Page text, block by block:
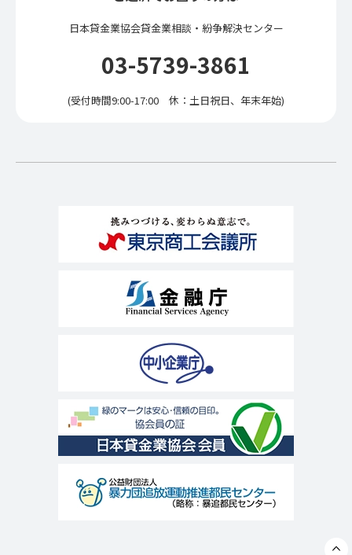
日本貸金業協会貸金業相談・紛争解決センター
03-5739-3861
(受付時間9:00-17:00 休：土日祝日、年末年始)